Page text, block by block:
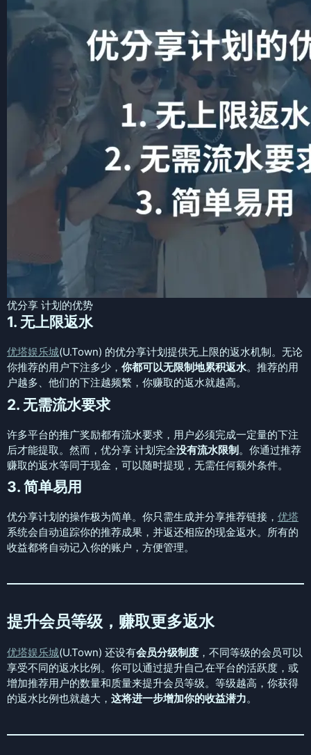
优分享 计划的优势
1. 无上限返水
优塔娱乐城(U.Town) 的优分享计划提供无上限的返水机制。无论
你推荐的用户下注多少， 你都可以无限制地累积返水。推荐的用
户越多、他们的下注越频繁，你赚取的返水就越高。
2. 无需流水要求
许多平台的推广奖励都有流水要求，用户必须完成一定量的下注
后才能提取。然而，优分享 计划完全没有流水限制。你通过推荐
赚取的返水等同于现金，可以随时提现，无需任何额外条件。
3. 简单易用
优分享计划的操作极为简单。你只需生成并分享推荐链接， 优塔
系统会自动追踪你的推荐成果，并返还相应的现金返水。所有的
收益都将自动记入你的账户，方便管理。
提升会员等级，赚取更多返水
优塔娱乐城(U.Town) 还设有会员分级制度 ，不同等级的会员可以
享受不同的返水比例。你可以通过提升自己在平台的活跃度，或
增加推荐用户的数量和质量来提升会员等级。等级越高，你获得
的返水比例也就越大， 这将进一步增加你的收益潜力。